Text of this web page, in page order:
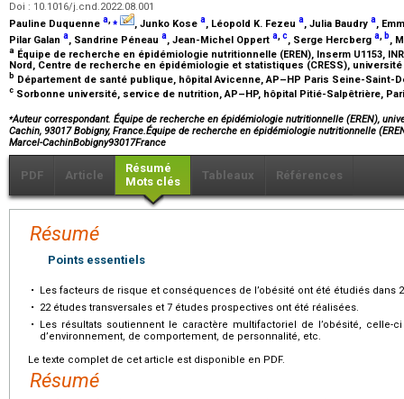
Doi : 10.1016/j.cnd.2022.08.001
Pauline Duquenne a,⁎ , Junko Kose a, Léopold K. Fezeu a, Julia Baudry a,
Pilar Galan a, Sandrine Péneau a, Jean-Michel Oppert a c, Serge Hercberg a b,
a Équipe de recherche en épidémiologie nutritionnelle (EREN), Inserm U1153,
Nord, Centre de recherche en épidémiologie et statistiques (CRESS),
b Département de santé publique, hôpital Avicenne, AP–HP Paris Seine-Saint-
c Sorbonne université, service de nutrition, AP–HP, hôpital Pitié-Salpêtrière,
⁎Auteur correspondant. Équipe de recherche en épidémiologie nutritionnelle (EREN),
Cachin, 93017 Bobigny, France.Équipe de recherche en épidémiologie nutritionnelle
Marcel-CachinBobigny93017France
PDF Article
Résumé
Mots clés
Tableaux Références
Résumé
Points essentiels
•
Les facteurs de risque et conséquences de l’obésité ont été étudiés dans
•
22 études transversales et 7 études prospectives ont été réalisées.
•
Les résultats soutiennent le caractère multifactoriel de l’obésité, celle-
d’environnement, de comportement, de personnalité, etc.
Le texte complet de cet article est disponible en PDF.
Résumé